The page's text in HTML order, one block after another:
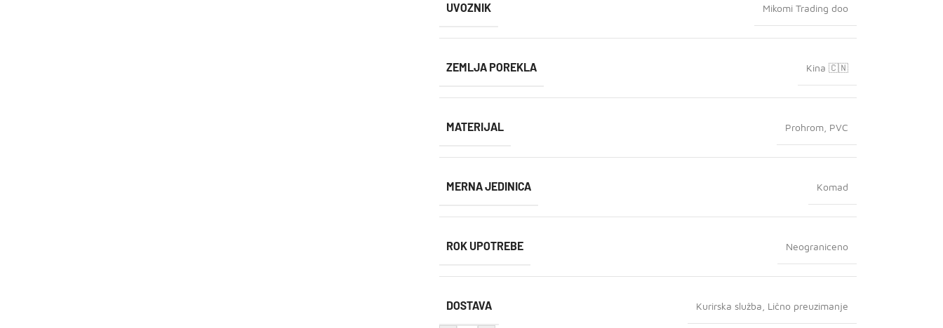
UVOZNIK Mikomi Trading doo
ZEMLJA POREKLA Kina 🇨🇳
MATERIJAL Prohrom, PVC
MERNA JEDINICA Komad
ROK UPOTREBE Neograniceno
DOSTAVA Kurirska služba Lično preuzimanje